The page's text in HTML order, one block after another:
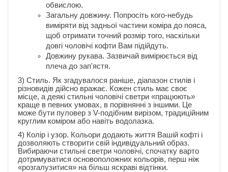
обвислою.
Загальну довжину. Попросіть кого-небудь
виміряти від задньої частини коміра до пояса,
щоб отримати точний розмір того, наскільки
довгі чоловічі кофти Вам підійдуть.
Довжину рукава. Зазвичай вимірюється від
плеча до зап'ястя.
3) Стиль. Як згадувалося раніше, діапазон стилів і
різновидів дійсно вражає. Кожен стиль має своє
місце, а деякі стильні чоловічі светри «працюють»
краще в певних умовах, в порівнянні з іншими. Це
може бути пуловер з V-подібним вирізом, традиційним
круглим коміром або навіть водолазка.
4) Колір і узор. Кольори додають життя Вашій кофті і
дозволяють створити свій індивідуальний образ.
Вибираючи стильні светри чоловічі, спочатку варто
дотримуватися основоположних кольорів, перш ніж
«розгалузитися» на більш яскраві відтінки.